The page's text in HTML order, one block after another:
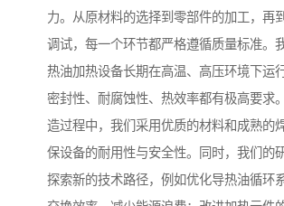
力。从原材料的选择到零部件的加工，再
调试，每一个环节都严格遵循质量标准。
热油加热设备长期在高温、高压环境下运
密封性、耐腐蚀性、热效率都有极高要求
造过程中，我们采用优质的材料和成熟的
保设备的耐用性与安全性。同时，我们的
探索新的技术路径，例如优化导热油循环